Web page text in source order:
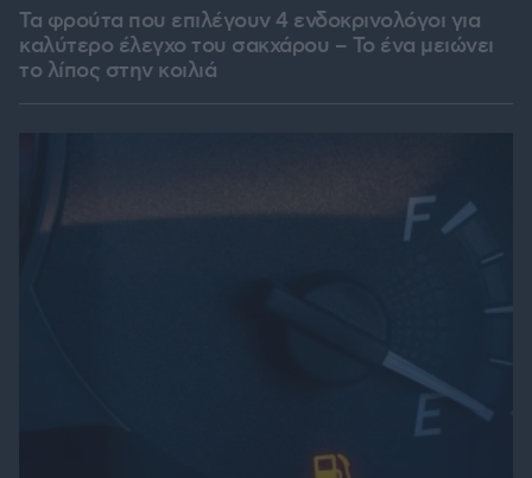
Τα φρούτα που επιλέγουν 4 ενδοκρινολόγοι για
καλύτερο έλεγχο του σακχάρου – Το ένα μειώνει
το λίπος στην κοιλιά